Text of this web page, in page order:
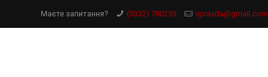
Маєте запитання? (0332) 780293 vpravda@gmail.com